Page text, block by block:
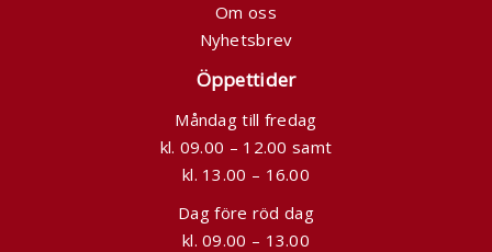
Om oss
Nyhetsbrev
Öppettider
Måndag till fredag
kl. 09.00 – 12.00 samt
kl. 13.00 – 16.00
Dag före röd dag
kl. 09.00 – 13.00